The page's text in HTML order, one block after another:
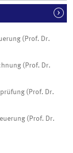
(Prof. Dr.
(Prof. Dr.
(Prof. Dr.
(Prof. Dr.